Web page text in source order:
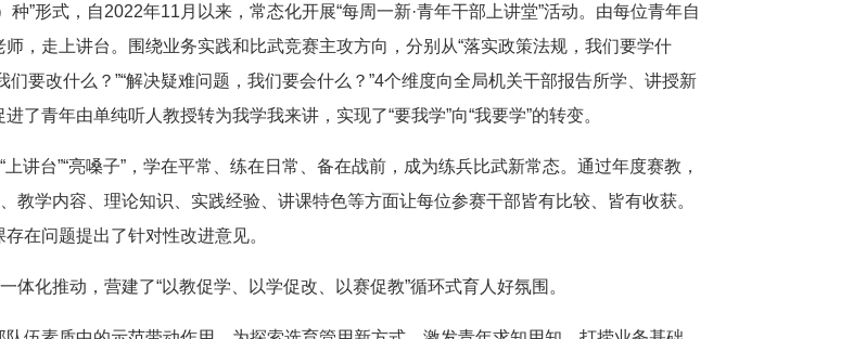
”形式，自2022年11月以来，常态化开展“每周一新·青年干部上讲堂”活动。由每位青年自
，走上讲台。围绕业务实践和比武竞赛主攻方向，分别从“落实政策法规，我们要学什
们要改什么？”“解决疑难问题，我们要会什么？”4个维度向全局机关干部报告所学、讲授新
青年由单纯听人教授转为我学我来讲，实现了“要我学”向“我要学”的转变。
讲台”“亮嗓子”，学在平常、练在日常、备在战前，成为练兵比武新常态。通过年度赛教，
教学内容、理论知识、实践经验、讲课特色等方面让每位参赛干部皆有比较、皆有收获。
在问题提出了针对性改进意见。
体化推动，营建了“以教促学、以学促改、以赛促教”循环式育人好氛围。